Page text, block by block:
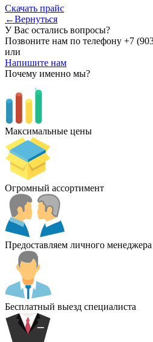
Скачать прайс
←Вернуться
У Вас остались вопросы?
Позвоните нам по телефону +7
или
Напишите нам
Почему именно мы?
Максимальные цены
Огромный ассортимент
Предоставляем личного менеджера
Бесплатный выезд специалиста